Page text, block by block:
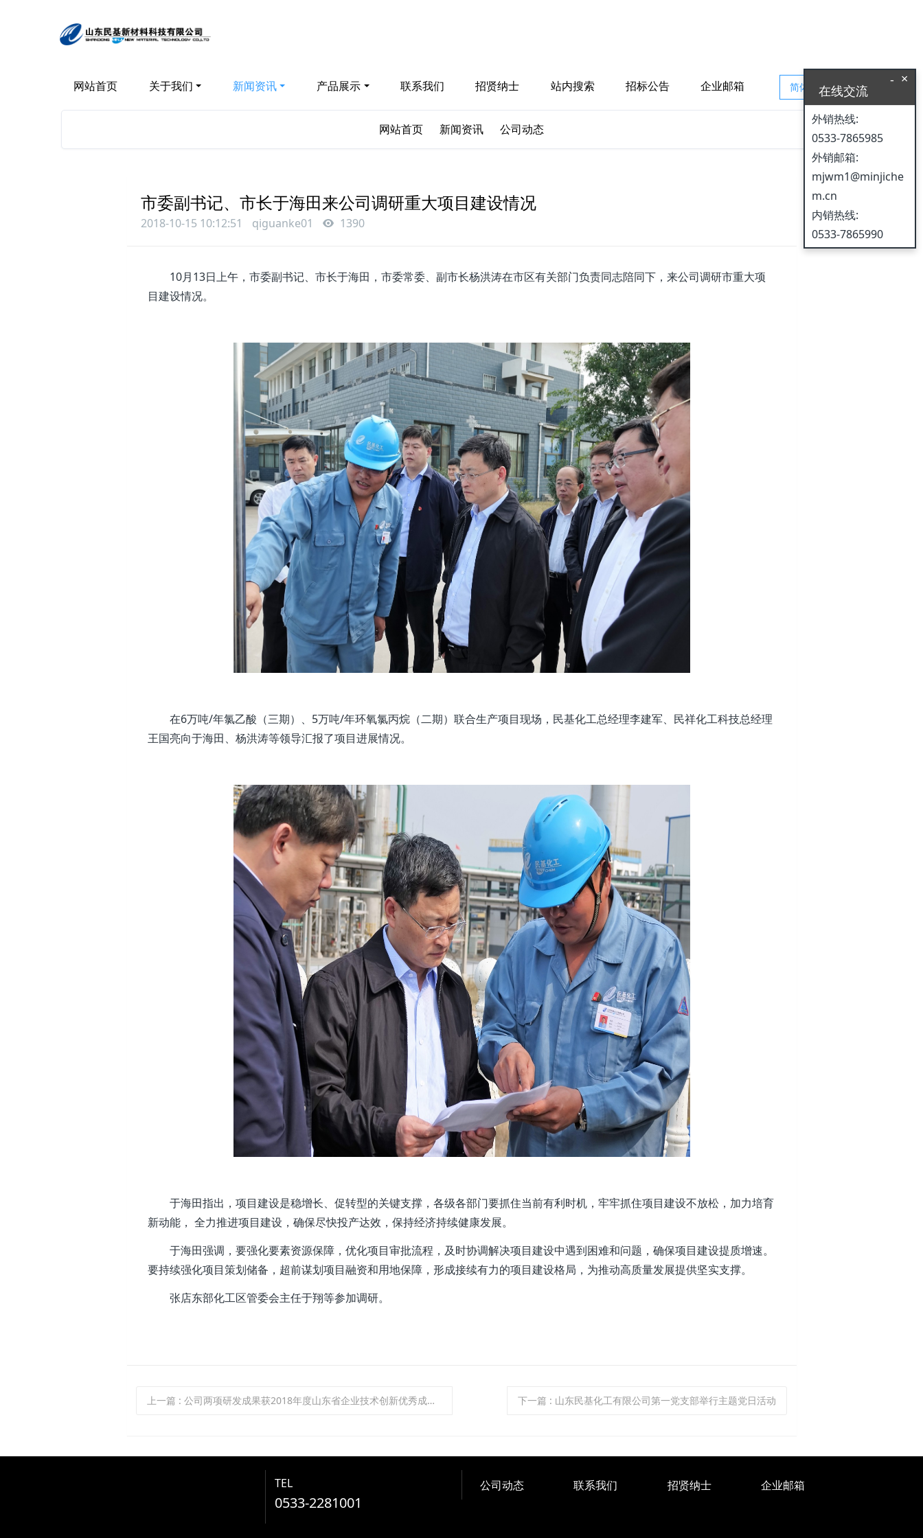
网站首页 关于我们 新闻资讯 产品展示 联系我们 招贤纳士 站内搜索 招标公告 企业邮箱 简体中文
节能环保 捍卫能源
网站首页 新闻资讯 公司动态
市委副书记、市长于海田来公司调研重大项目建设情况
2018-10-15 10:12:51 qiguanke01 1390
10月13日上午，市委副书记、市长于海田，市委常委、副市长杨洪涛在市区有关部门负责同志陪同下，来公司调研市重大项
目建设情况。
在6万吨/年氯乙酸（三期）、5万吨/年环氧氯丙烷（二期）联合生产项目现场，民基化工总经理李建军、民祥化工科技总经理
王国亮向于海田、杨洪涛等领导汇报了项目进展情况。
于海田指出，项目建设是稳增长、促转型的关键支撑，各级各部门要抓住当前有利时机，牢牢抓住项目建设不放松，加力培育
新动能， 全力推进项目建设，确保尽快投产达效，保持经济持续健康发展。
于海田强调，要强化要素资源保障，优化项目审批流程，及时协调解决项目建设中遇到困难和问题，确保项目建设提质增速。
要持续强化项目策划储备，超前谋划项目融资和用地保障，形成接续有力的项目建设格局，为推动高质量发展提供坚实支撑。
张店东部化工区管委会主任于翔等参加调研。
上一篇 : 公司两项研发成果获2018年度山东省企业技术创新优秀成果奖 下一篇 : 山东民基化工有限公司第一党支部举行主题党日活动
TEL
0533-2281001
公司动态 联系我们 招贤纳士 企业邮箱
×
-
在线交流
外销热线:
0533-7865985
外销邮箱:
mjwm1@minjiche
m.cn
内销热线:
0533-7865990